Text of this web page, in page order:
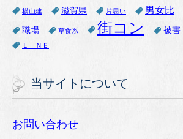
横山建 滋賀県 片思い 男女比
職場 草食系 街コン 被害
ＬＩＮＥ
当サイトについて
お問い合わせ